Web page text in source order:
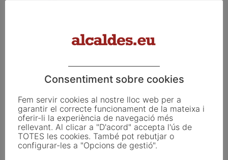
Consentiment sobre cookies
Fem servir cookies al nostre lloc web per a
garantir el correcte funcionament de la mateixa i
oferir-li la experiència de navegació més
rellevant. Al clicar a "D'acord" accepta l'ús de
TOTES les cookies. També pot rebutjar o
configurar-les a "Opcions de gestió".